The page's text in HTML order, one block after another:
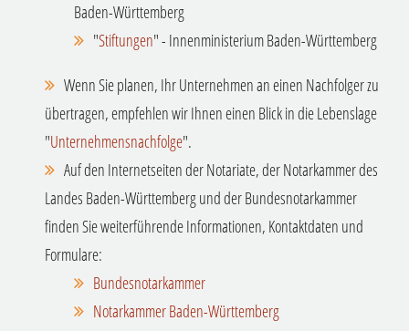
Baden-Württemberg
"Stiftungen" - Innenministerium Baden-Württemberg
Wenn Sie planen, Ihr Unternehmen an einen Nachfolger zu
übertragen, empfehlen wir Ihnen einen Blick in die Lebenslage
"Unternehmensnachfolge".
Auf den Internetseiten der Notariate, der Notarkammer des
Landes Baden-Württemberg und der Bundesnotarkammer
finden Sie weiterführende Informationen, Kontaktdaten und
Formulare:
Bundesnotarkammer
Notarkammer Baden-Württemberg